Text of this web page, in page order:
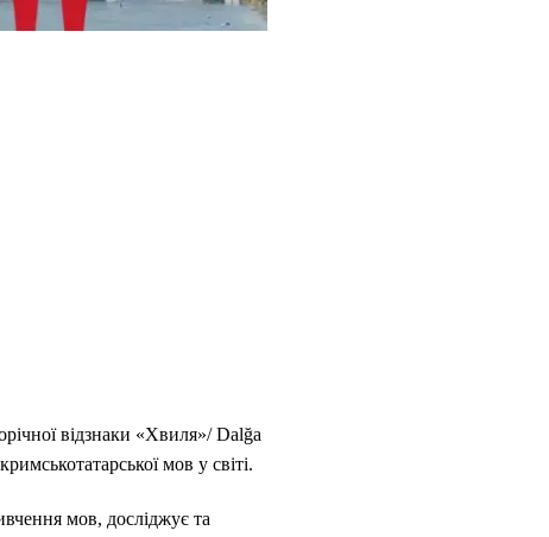
відзнаки «Хвиля»/ Dalğa
мов у світі.
мов, досліджує та